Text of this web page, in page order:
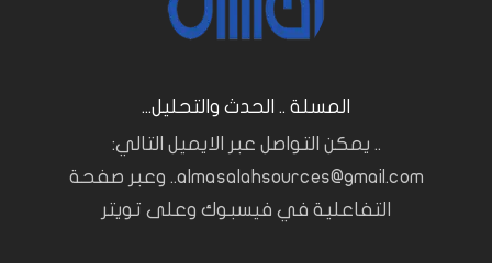
المسلة .. الحدث والتحليل...
.. يمكن التواصل عبر الايميل التالي:
almasalahsources@gmail.com.. وعبر صفحة
التفاعلية في فيسبوك وعلى تويتر